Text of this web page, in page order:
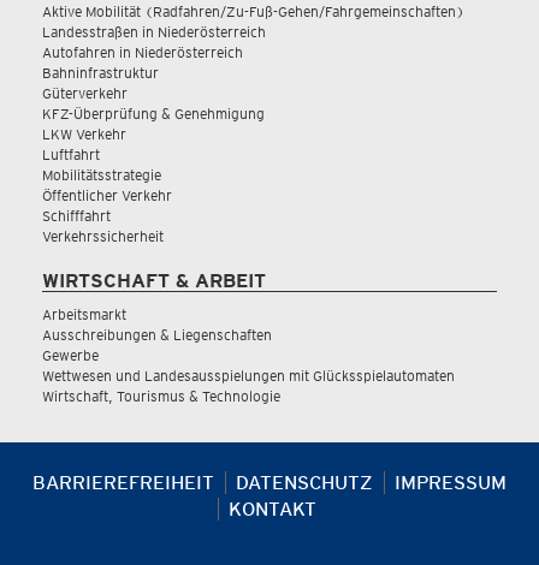
Aktive Mobilität (Radfahren/Zu-Fuß-Gehen/Fahrgemeinschaften)
Landesstraßen in Niederösterreich
Autofahren in Niederösterreich
Bahninfrastruktur
Güterverkehr
KFZ-Überprüfung & Genehmigung
LKW Verkehr
Luftfahrt
Mobilitätsstrategie
Öffentlicher Verkehr
Schifffahrt
Verkehrssicherheit
WIRTSCHAFT & ARBEIT
Arbeitsmarkt
Ausschreibungen & Liegenschaften
Gewerbe
Wettwesen und Landesausspielungen mit Glücksspielautomaten
Wirtschaft, Tourismus & Technologie
BARRIEREFREIHEIT DATENSCHUTZ
IMPRESSUM
KONTAKT